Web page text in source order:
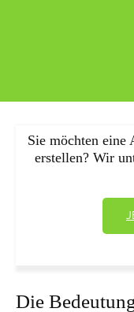
Sie möchten eine
erstellen? Wir
Die